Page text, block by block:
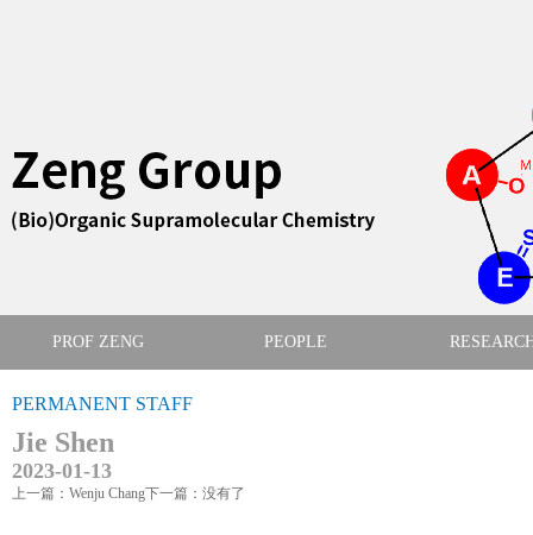
PROF ZENG PEOPLE
PERMANENT STAFF
Jie Shen
2023-01-13
上一篇：Wenju Chang下一篇：没有了